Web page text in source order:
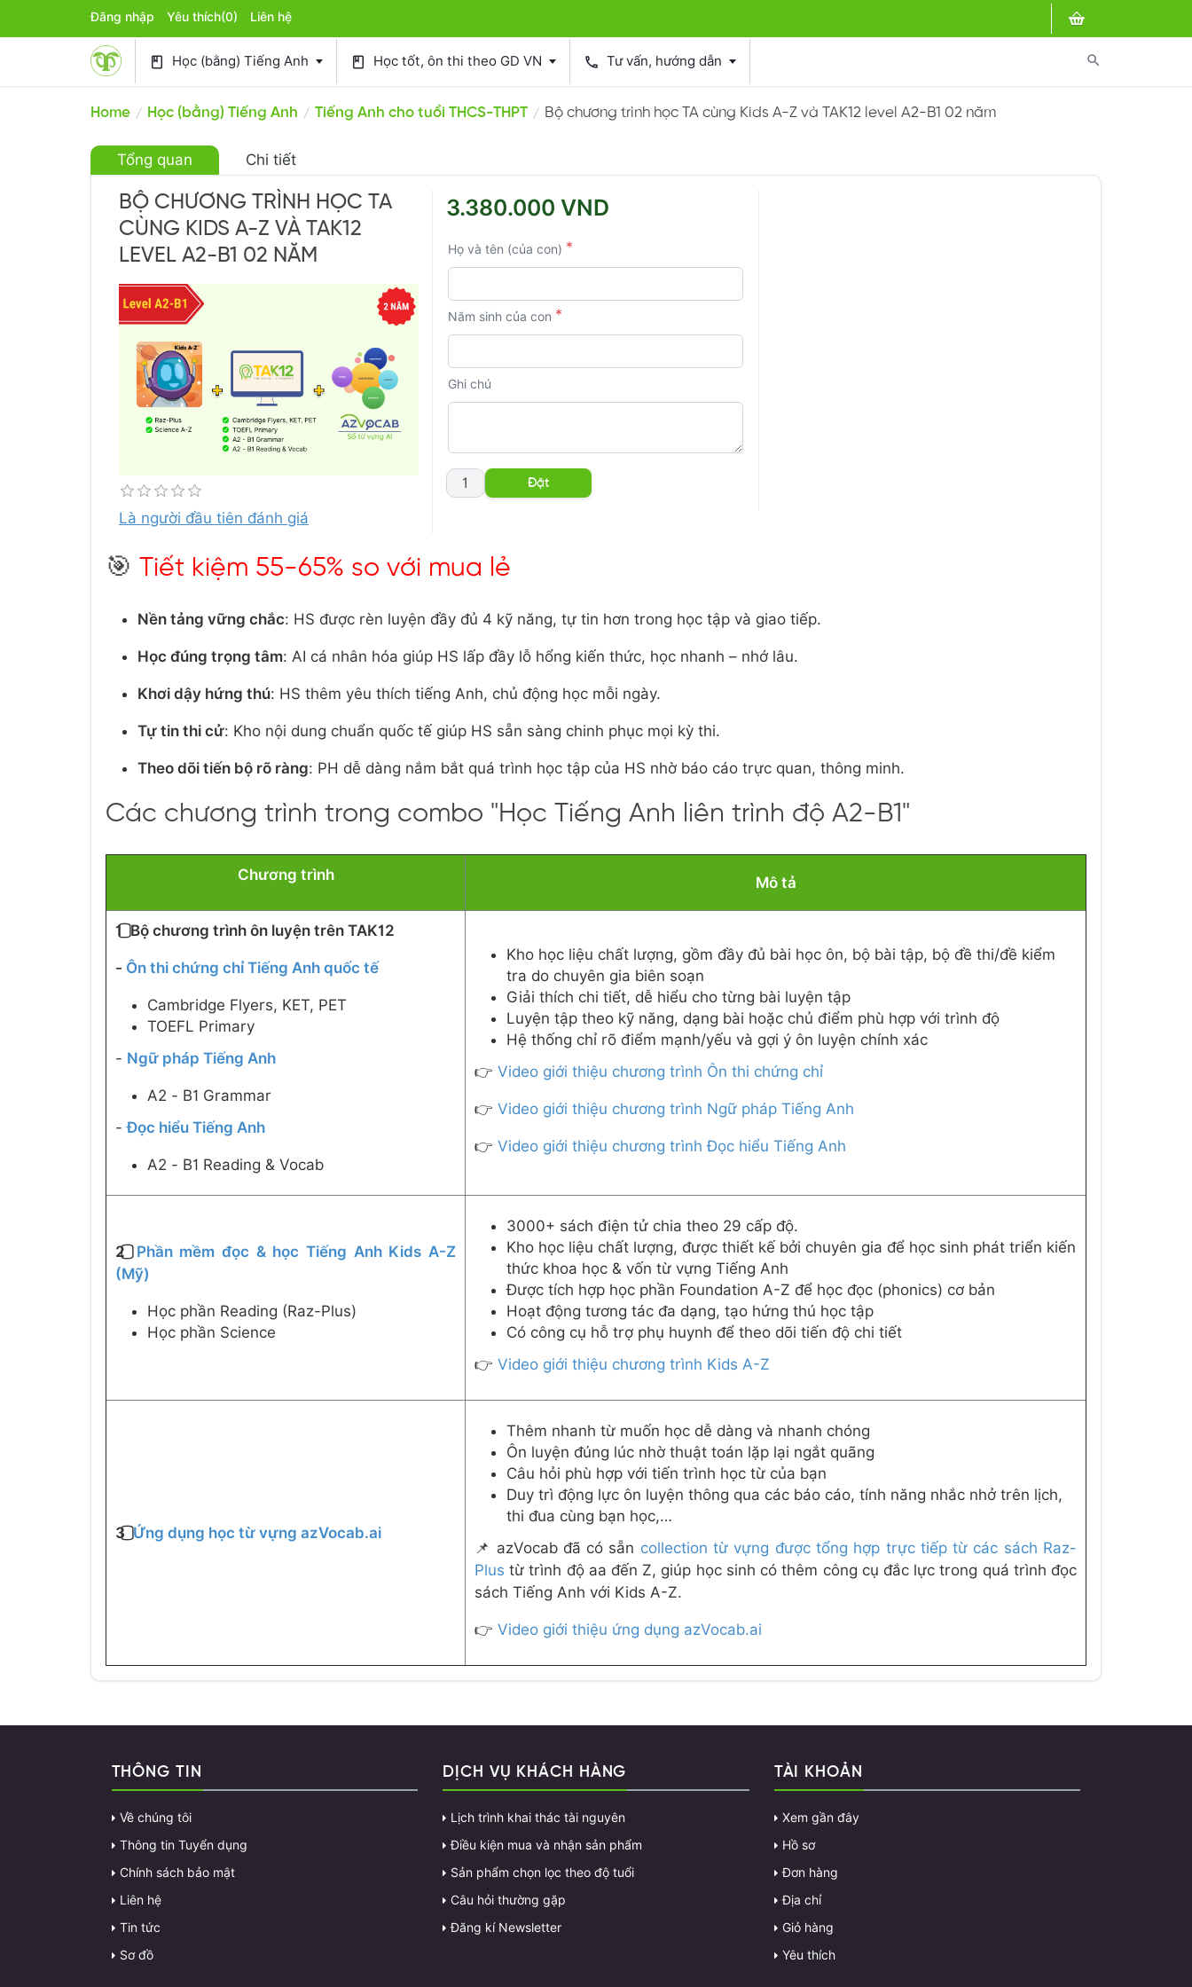
Đăng nhập Yêu thích(0) Liên hệ
search
book Học (bằng) Tiếng Anh book Học tốt, ôn thi theo GD VN phone Tư vấn, hướng dẫn
Home / Học (bằng) Tiếng Anh / Tiếng Anh cho tuổi THCS-THPT / Bộ chương trình học TA cùng Kids A-Z và TAK12 level A2-B1 02 năm
Tổng quan Chi tiết
BỘ CHƯƠNG TRÌNH HỌC TA
CÙNG KIDS A-Z VÀ TAK12
LEVEL A2-B1 02 NĂM
Là người đầu tiên đánh giá
3.380.000 VND
Họ và tên (của con) *
Năm sinh của con *
Ghi chú
🎯 Tiết kiệm 55-65% so với mua lẻ
Nền tảng vững chắc: HS được rèn luyện đầy đủ 4 kỹ năng, tự tin hơn trong học tập và giao tiếp.
Học đúng trọng tâm: AI cá nhân hóa giúp HS lấp đầy lỗ hổng kiến thức, học nhanh – nhớ lâu.
Khơi dậy hứng thú: HS thêm yêu thích tiếng Anh, chủ động học mỗi ngày.
Tự tin thi cử: Kho nội dung chuẩn quốc tế giúp HS sẵn sàng chinh phục mọi kỳ thi.
Theo dõi tiến bộ rõ ràng: PH dễ dàng nắm bắt quá trình học tập của HS nhờ báo cáo trực quan, thông minh.
Các chương trình trong combo "Học Tiếng Anh liên trình độ A2-B1"
Chương trình Mô tả
1️⃣ Bộ chương trình ôn luyện trên TAK12
- Ôn thi chứng chỉ Tiếng Anh quốc tế
Cambridge Flyers, KET, PET
TOEFL Primary
- Ngữ pháp Tiếng Anh
A2 - B1 Grammar
-Đọc hiểu Tiếng Anh
A2 - B1 Reading & Vocab
Kho học liệu chất lượng, gồm đầy đủ bài học ôn, bộ bài tập, bộ đề thi/đề kiểm
tra do chuyên gia biên soạn
Giải thích chi tiết, dễ hiểu cho từng bài luyện tập
Luyện tập theo kỹ năng, dạng bài hoặc chủ điểm phù hợp với trình độ
Hệ thống chỉ rõ điểm mạnh/yếu và gợi ý ôn luyện chính xác
👉 Video giới thiệu chương trình Ôn thi chứng chỉ
👉 Video giới thiệu chương trình Ngữ pháp Tiếng Anh
👉 Video giới thiệu chương trình Đọc hiểu Tiếng Anh
2️⃣ Phần mềm đọc & học Tiếng Anh Kids A-Z
(Mỹ)
Học phần Reading (Raz-Plus)
Học phần Science
3000+ sách điện tử chia theo 29 cấp độ.
Kho học liệu chất lượng, được thiết kế bởi chuyên gia để học sinh phát triển kiến
thức khoa học & vốn từ vựng Tiếng Anh
Được tích hợp học phần Foundation A-Z để học đọc (phonics) cơ bản
Hoạt động tương tác đa dạng, tạo hứng thú học tập
Có công cụ hỗ trợ phụ huynh để theo dõi tiến độ chi tiết
👉 Video giới thiệu chương trình Kids A-Z
3️⃣Ứng dụng học từ vựng azVocab.ai
Thêm nhanh từ muốn học dễ dàng và nhanh chóng
Ôn luyện đúng lúc nhờ thuật toán lặp lại ngắt quãng
Câu hỏi phù hợp với tiến trình học từ của bạn
Duy trì động lực ôn luyện thông qua các báo cáo, tính năng nhắc nhở trên lịch,
thi đua cùng bạn học,…
📌 azVocab đã có sẵn collection từ vựng được tổng hợp trực tiếp từ các sách Raz-
Plus từ trình độ aa đến Z, giúp học sinh có thêm công cụ đắc lực trong quá trình đọc
sách Tiếng Anh với Kids A-Z.
👉 Video giới thiệu ứng dụng azVocab.ai
THÔNG TIN
Về chúng tôi
Thông tin Tuyển dụng
Chính sách bảo mật
Liên hệ
Tin tức
Sơ đồ
DỊCH VỤ KHÁCH HÀNG
Lịch trình khai thác tài nguyên
Điều kiện mua và nhận sản phẩm
Sản phẩm chọn lọc theo độ tuổi
Câu hỏi thường gặp
Đăng kí Newsletter
TÀI KHOẢN
Xem gần đây
Hồ sơ
Đơn hàng
Địa chỉ
Giỏ hàng
Yêu thích